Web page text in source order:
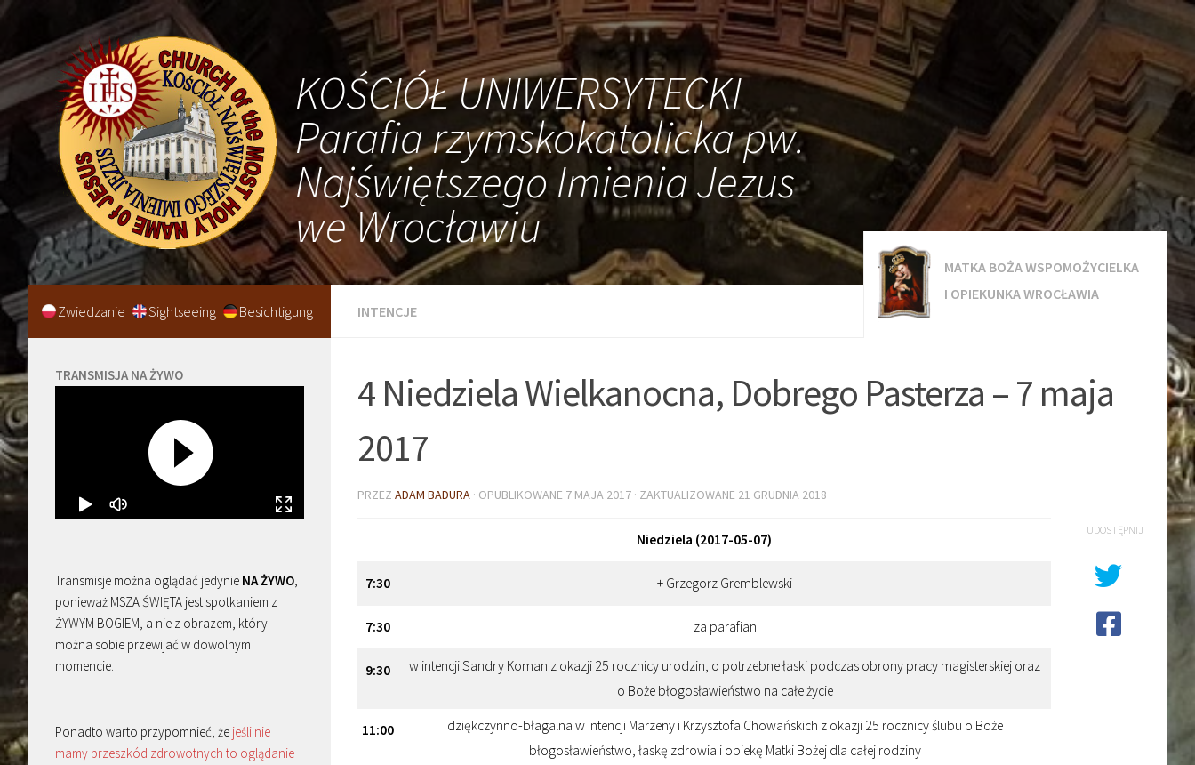
KOŚCIÓŁ UNIWERSYTECKI
Parafia rzymskokatolicka pw.
Najświętszego Imienia Jezus
we Wrocławiu
INTENCJE
MATKA BOŻA WSPOMOŻYCIELKA
I OPIEKUNKA WROCŁAWIA
4 Niedziela Wielkanocna, Dobrego Pasterza – 7 maja
2017
PRZEZ ADAM BADURA · OPUBLIKOWANE 7 MAJA 2017 · ZAKTUALIZOWANE 21 GRUDNIA 2018
Niedziela (2017-05-07)
7:30 + Grzegorz Gremblewski
7:30 za parafian
9:30
w intencji Sandry Koman z okazji 25 rocznicy urodzin, o potrzebne łaski podczas obrony pracy magisterskiej oraz
o Boże błogosławieństwo na całe życie
11:00
dziękczynno-błagalna w intencji Marzeny i Krzysztofa Chowańskich z okazji 25 rocznicy ślubu o Boże
błogosławieństwo, łaskę zdrowia i opiekę Matki Bożej dla całej rodziny
UDOSTĘPNIJ
Zwiedzanie Sightseeing Besichtigung
TRANSMISJA NA ŻYWO
Transmisje można oglądać jedynie NA ŻYWO,
ponieważ MSZA ŚWIĘTA jest spotkaniem z
ŻYWYM BOGIEM, a nie z obrazem, który
można sobie przewijać w dowolnym
momencie.
Ponadto warto przypomnieć, że jeśli nie
mamy przeszkód zdrowotnych to oglądanie